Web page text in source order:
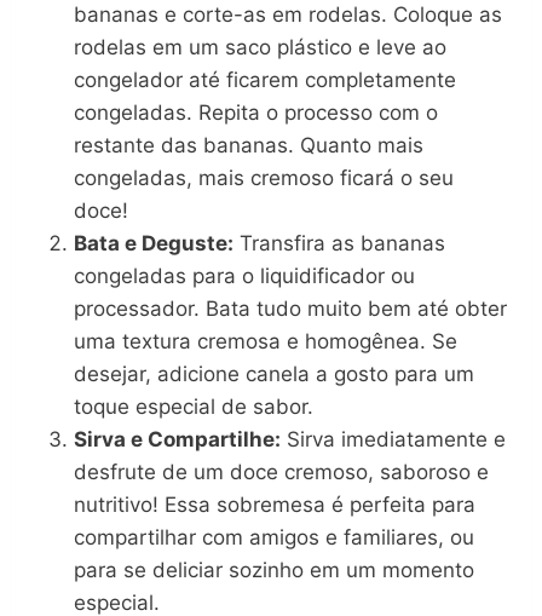
bananas e corte-as em rodelas. Coloque as
rodelas em um saco plástico e leve ao
congelador até ficarem completamente
congeladas. Repita o processo com o
restante das bananas. Quanto mais
congeladas, mais cremoso ficará o seu
doce!
Bata e Deguste: Transfira as bananas
congeladas para o liquidificador ou
processador. Bata tudo muito bem até obter
uma textura cremosa e homogênea. Se
desejar, adicione canela a gosto para um
toque especial de sabor.
Sirva e Compartilhe: Sirva imediatamente e
desfrute de um doce cremoso, saboroso e
nutritivo! Essa sobremesa é perfeita para
compartilhar com amigos e familiares, ou
para se deliciar sozinho em um momento
especial.